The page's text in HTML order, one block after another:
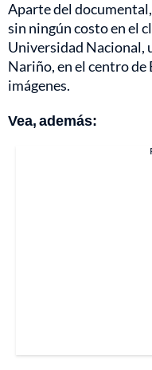
Aparte del
sin ningún costo en el
Universidad Nacional,
Nariño, en el centro de
imágenes.
Vea, además: